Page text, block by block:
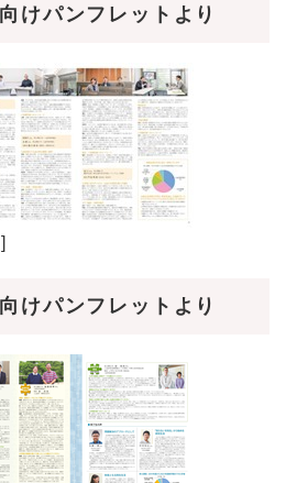
けパンフレットより
けパンフレットより